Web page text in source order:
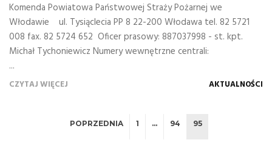
Komenda Powiatowa Państwowej Straży Pożarnej we
Włodawie ul. Tysiąclecia PP 8 22-200 Włodawa tel. 82 5721
008 fax. 82 5724 652 Oficer prasowy: 887037998 - st. kpt.
Michał Tychoniewicz Numery wewnętrzne centrali:
...
CZYTAJ WIĘCEJ AKTUALNOŚCI
POPRZEDNIA 1 … 94 95